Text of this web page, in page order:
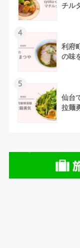
チル
4
利府
の味
5
仙台
拉麺